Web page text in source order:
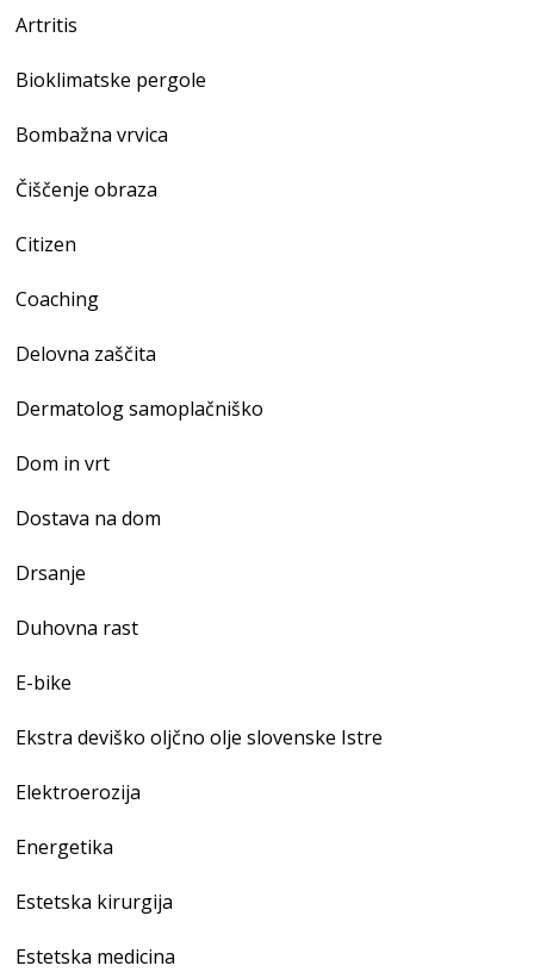
Artritis
Bioklimatske pergole
Bombažna vrvica
Čiščenje obraza
Citizen
Coaching
Delovna zaščita
Dermatolog samoplačniško
Dom in vrt
Dostava na dom
Drsanje
Duhovna rast
E-bike
Ekstra deviško oljčno olje slovenske Istre
Elektroerozija
Energetika
Estetska kirurgija
Estetska medicina